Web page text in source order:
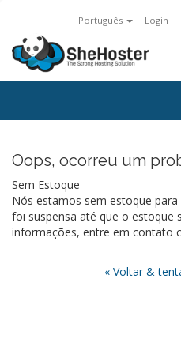
Português Login
Oops, ocorreu um
Sem Estoque
Nós estamos sem estoque
foi suspensa até que o estoque
informações, entre em contato
« Voltar &